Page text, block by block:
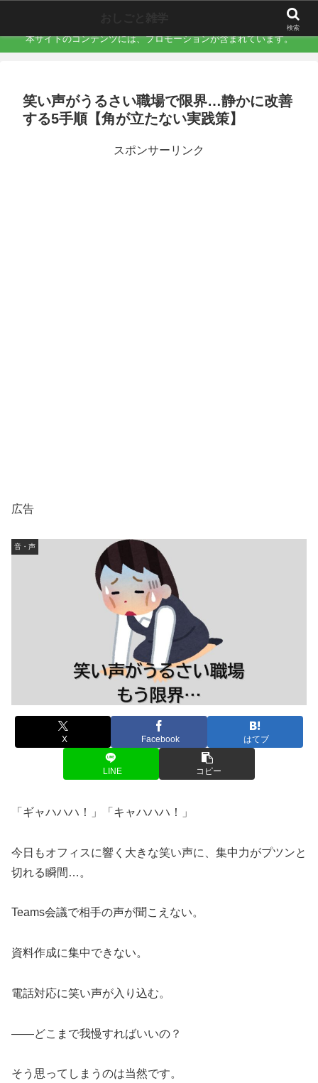
本サイトのコンテンツには、プロモーションが含まれています。
笑い声がうるさい職場で限界…静かに改善
する5手順【角が立たない実践策】
スポンサーリンク
広告
音・声
X Facebook はてブ
LINE コピー
「ギャハハハ！」「キャハハハ！」
今日もオフィスに響く大きな笑い声に、集中力がプツンと
切れる瞬間…。
Teams会議で相手の声が聞こえない。
資料作成に集中できない。
電話対応に笑い声が入り込む。
——どこまで我慢すればいいの？
そう思ってしまうのは当然です。
検索